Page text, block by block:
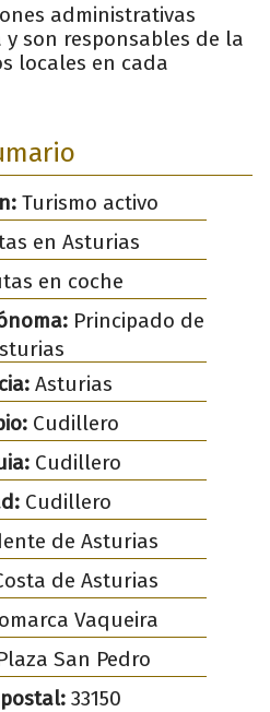
administrativas
son responsables de la
locales en cada
Turismo activo
en Asturias
en coche
Principado de
Asturias
Cudillero
Cudillero
Cudillero
de Asturias
de Asturias
Vaqueira
San Pedro
33150